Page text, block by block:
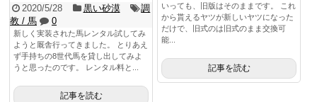
いっても、旧版はそのままです。 これ
から貰えるヤツが新しいヤツになった
だけで、旧式のは旧式のまま交換可
能...
記事を読む
2020/5/28 黒い砂漠
調
教 / 馬
0
新しく実装された馬レンタル試してみ
ようと厩舎行ってきました。 とりあえ
ず手持ちの8世代馬を貸し出してみよ
うと思ったのです。 レンタル料と...
記事を読む